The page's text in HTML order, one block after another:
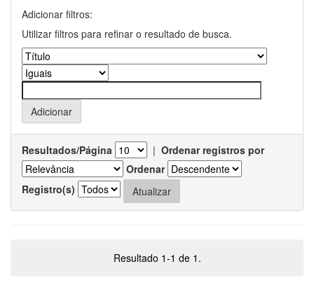
Adicionar filtros:
Utilizar filtros para refinar o resultado de busca.
Resultados/Página | Ordenar registros por
Ordenar
Registro(s)
Resultado 1-1 de 1.